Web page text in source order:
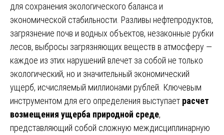
для сохранения экологического баланса и
экономической стабильности. Разливы нефтепродуктов,
загрязнение почв и водных объектов, незаконные рубки
лесов, выбросы загрязняющих веществ в атмосферу —
каждое из этих нарушений влечет за собой не только
экологический, но и значительный экономический
ущерб, исчисляемый миллионами рублей. Ключевым
инструментом для его определения выступает расчет
возмещения ущерба природной среде,
представляющий собой сложную междисциплинарную